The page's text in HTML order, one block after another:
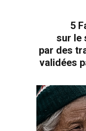
5
sur le
par des
validées